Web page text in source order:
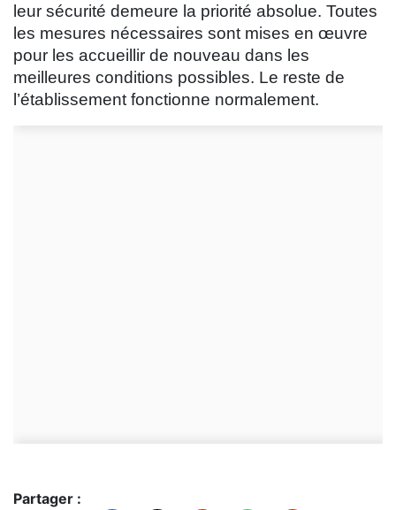
leur sécurité demeure la priorité absolue. Toutes
les mesures nécessaires sont mises en œuvre
pour les accueillir de nouveau dans les
meilleures conditions possibles. Le reste de
l’établissement fonctionne normalement.
Partager :